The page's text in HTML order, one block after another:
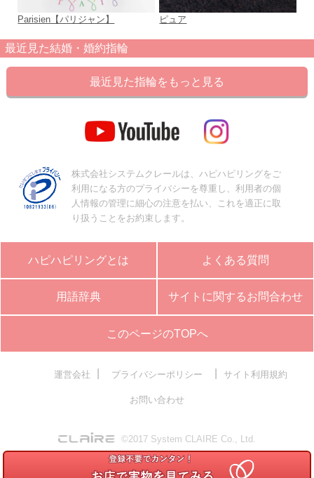
Parisien【パリジャン】 ピュア
最近見た結婚・婚約指輪
最近見た指輪をもっと見る
株式会社システムクレールは、ハピハピリングをご
利用になる方のプライバシーを尊重し、利用者の個
人情報の管理に細心の注意を払い、これを適正に取
り扱うことをお約束します。
ハピハピリングとは よくある質問
用語辞典 サイトに関するお問合わせ
このページのTOPへ
運営会社 プライバシーポリシー サイト利用規約
お問い合わせ
©2017 System CLAIRE Co., Ltd.